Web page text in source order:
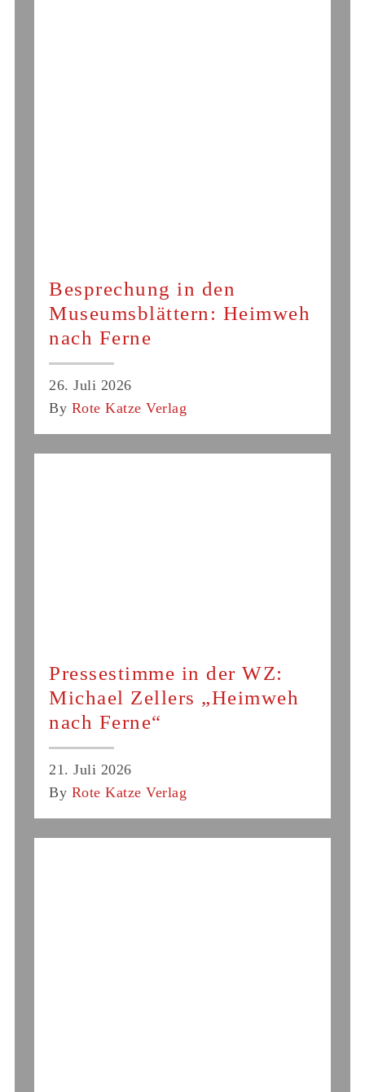
Besprechung in den
Museumsblättern: Heimweh
nach Ferne
26. Juli 2026
By Rote Katze Verlag
Pressestimme in der WZ:
Michael Zellers „Heimweh
nach Ferne“
21. Juli 2026
By Rote Katze Verlag